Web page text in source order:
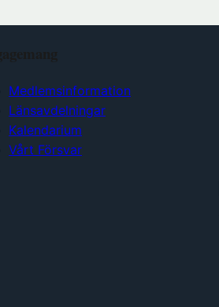
Medlemsinformation
Länsavdelningar
Kalendarium
Vårt Försvar